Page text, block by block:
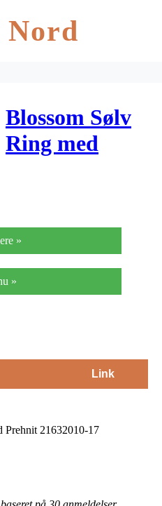
Nord
Blossom Sølv
Ring med
»
»
Link
Prehnit 21632010-17